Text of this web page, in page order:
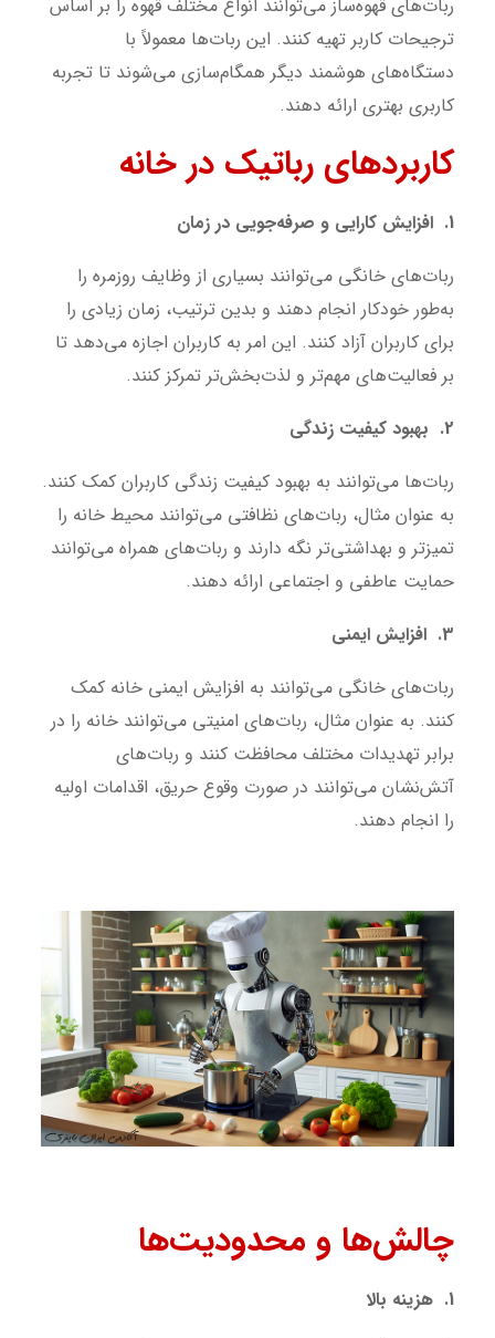
ربات‌های قهوه‌ساز می‌توانند انواع مختلف قهوه را بر اساس
ترجیحات کاربر تهیه کنند. این ربات‌ها معمولاً با
دستگاه‌های هوشمند دیگر همگام‌سازی می‌شوند تا تجربه
کاربری بهتری ارائه دهند.
کاربردهای رباتیک در خانه
1. افزایش کارایی و صرفه‌جویی در زمان
ربات‌های خانگی می‌توانند بسیاری از وظایف روزمره را
به‌طور خودکار انجام دهند و بدین ترتیب، زمان زیادی را
برای کاربران آزاد کنند. این امر به کاربران اجازه می‌دهد تا
بر فعالیت‌های مهم‌تر و لذت‌بخش‌تر تمرکز کنند.
2. بهبود کیفیت زندگی
ربات‌ها می‌توانند به بهبود کیفیت زندگی کاربران کمک کنند.
به عنوان مثال، ربات‌های نظافتی می‌توانند محیط خانه را
تمیزتر و بهداشتی‌تر نگه دارند و ربات‌های همراه می‌توانند
حمایت عاطفی و اجتماعی ارائه دهند.
3. افزایش ایمنی
ربات‌های خانگی می‌توانند به افزایش ایمنی خانه کمک
کنند. به عنوان مثال، ربات‌های امنیتی می‌توانند خانه را در
برابر تهدیدات مختلف محافظت کنند و ربات‌های
آتش‌نشان می‌توانند در صورت وقوع حریق، اقدامات اولیه
را انجام دهند.
چالش‌ها و محدودیت‌ها
1. هزینه بالا